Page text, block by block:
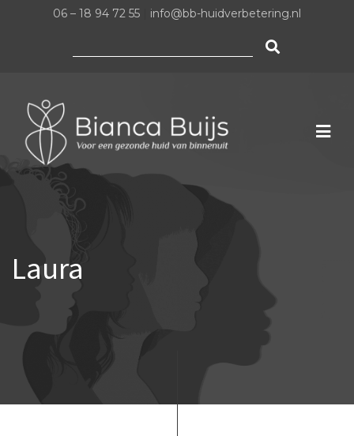
06 – 18 94 72 55 info@bb-huidverbetering.nl
Laura